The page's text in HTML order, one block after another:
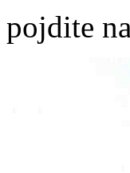
pojdite na